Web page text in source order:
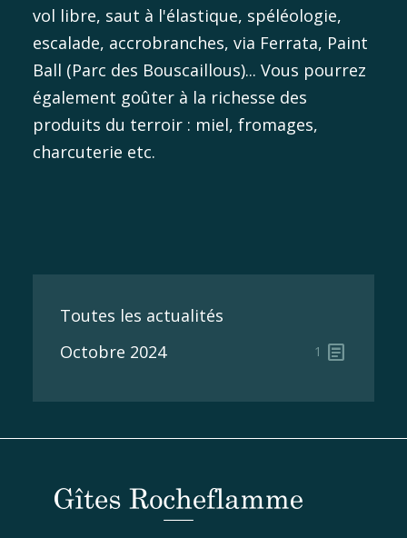
vol libre, saut à l'élastique, spéléologie,
escalade, accrobranches, via Ferrata, Paint
Ball (Parc des Bouscaillous)... Vous pourrez
également goûter à la richesse des
produits du terroir : miel, fromages,
charcuterie etc.
Toutes les actualités
Octobre 2024
1 article